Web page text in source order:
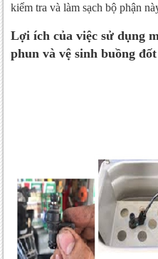
kiểm tra và làm sạch bộ phận
Lợi ích của việc sử dụng
phun và vệ sinh buồng đốt